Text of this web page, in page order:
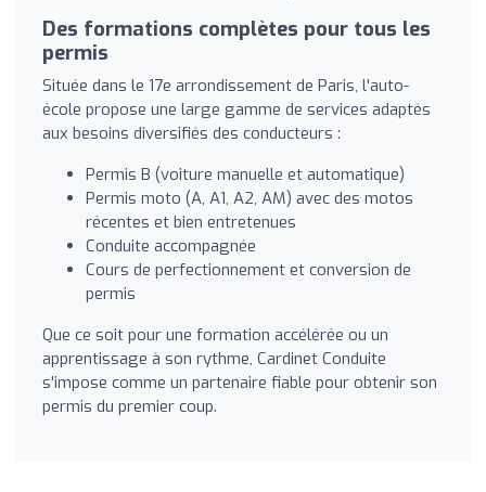
Des formations complètes pour tous les
permis
Située dans le 17e arrondissement de Paris, l'auto-
école propose une large gamme de services adaptés
aux besoins diversifiés des conducteurs :
Permis B (voiture manuelle et automatique)
Permis moto (A, A1, A2, AM) avec des motos
récentes et bien entretenues
Conduite accompagnée
Cours de perfectionnement et conversion de
permis
Que ce soit pour une formation accélérée ou un
apprentissage à son rythme, Cardinet Conduite
s'impose comme un partenaire fiable pour obtenir son
permis du premier coup.